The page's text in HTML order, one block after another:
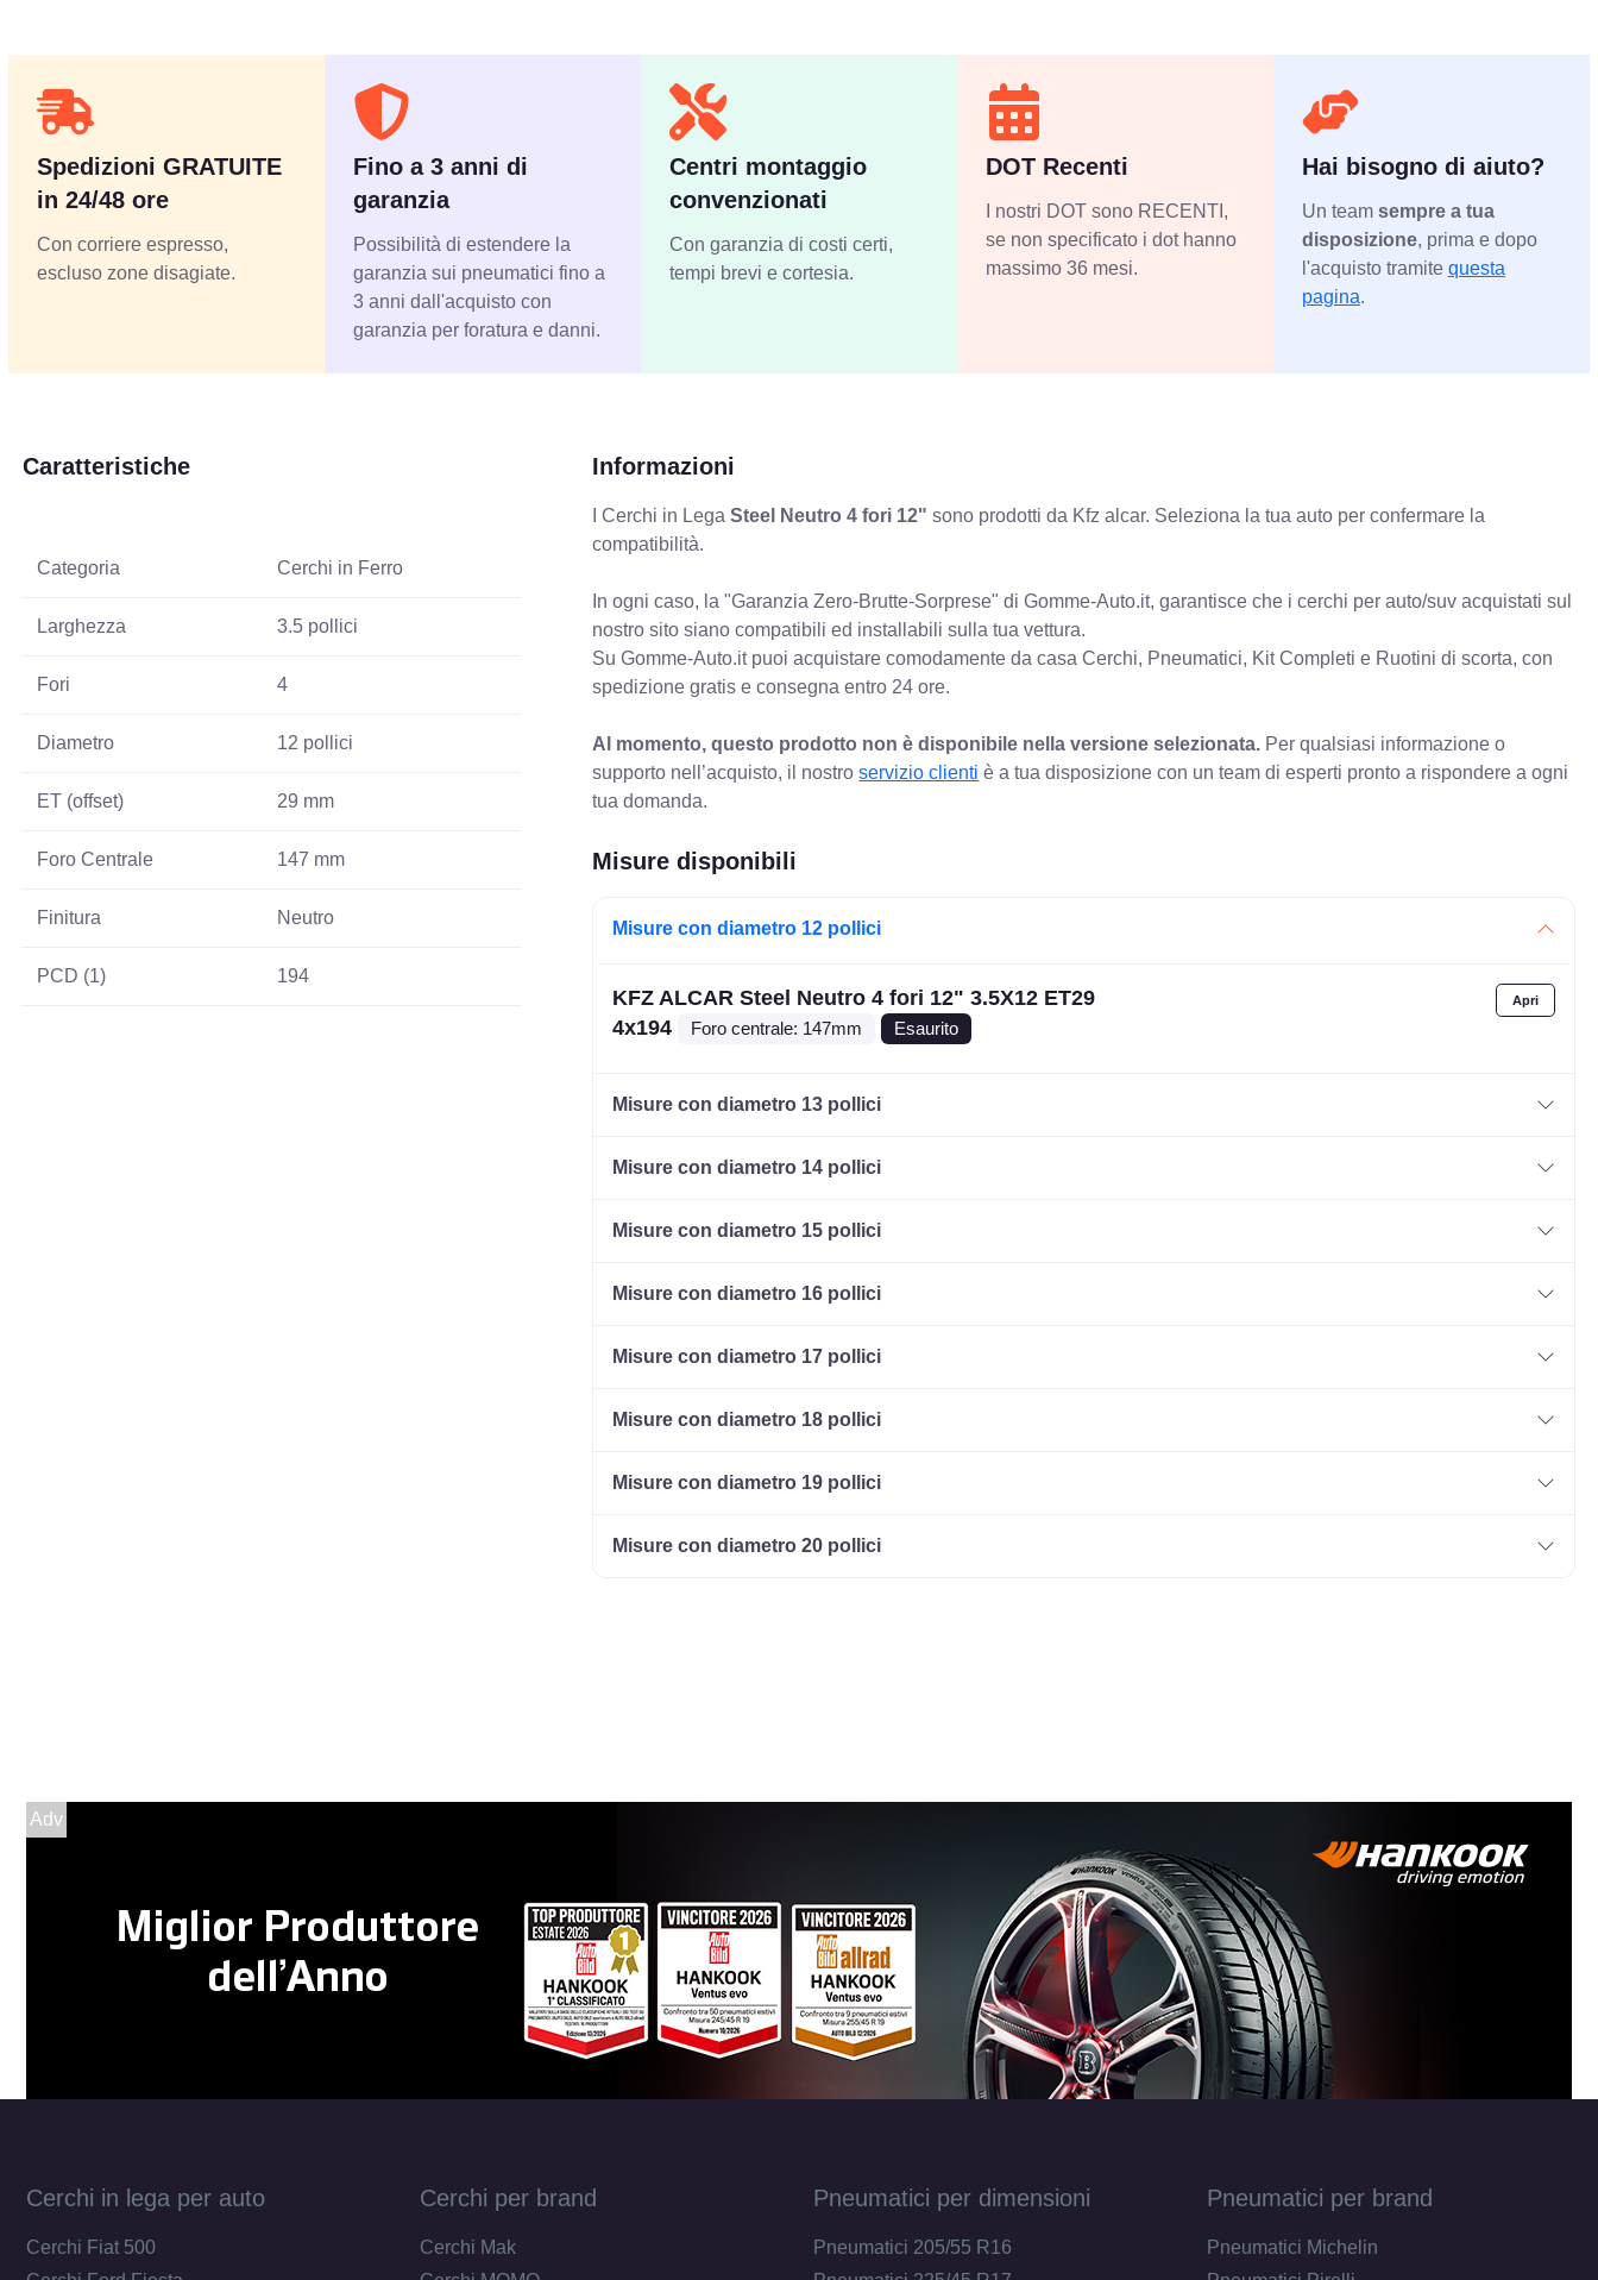
Spedizioni GRATUITE
in 24/48 ore
Con corriere espresso,
escluso zone disagiate.
Fino a 3 anni di
garanzia
Possibilità di estendere la
garanzia sui pneumatici fino a
3 anni dall'acquisto con
garanzia per foratura e danni.
Centri montaggio
convenzionati
Con garanzia di costi certi,
tempi brevi e cortesia.
DOT Recenti
I nostri DOT sono RECENTI,
se non specificato i dot hanno
massimo 36 mesi.
Hai bisogno di aiuto?
Un team sempre a tua
disposizione, prima e dopo
l'acquisto tramite questa
pagina.
Caratteristiche
Categoria Cerchi in Ferro
Larghezza 3.5 pollici
Fori 4
Diametro 12 pollici
ET (offset) 29 mm
Foro Centrale 147 mm
Finitura Neutro
PCD (1) 194
Informazioni
I Cerchi in LegaSteel Neutro 4 fori 12" sono prodotti da Kfz alcar. Seleziona la tua auto per confermare la
compatibilità.
In ogni caso, la "Garanzia Zero-Brutte-Sorprese" di Gomme-Auto.it, garantisce che i cerchi per auto/suv acquistati sul
nostro sito siano compatibili ed installabili sulla tua vettura.
Su Gomme-Auto.it puoi acquistare comodamente da casa Cerchi, Pneumatici, Kit Completi e Ruotini di scorta, con
spedizione gratis e consegna entro 24 ore.
Al momento, questo prodotto non è disponibile nella versione selezionata. Per qualsiasi informazione o
supporto nell’acquisto, il nostroservizio clienti è a tua disposizione con un team di esperti pronto a rispondere a ogni
tua domanda.
Misure disponibili
Misure con diametro 12 pollici
KFZ ALCAR Steel Neutro 4 fori 12" 3.5X12 ET29
4x194
Foro centrale: 147mm Esaurito
Misure con diametro 13 pollici
Misure con diametro 14 pollici
Misure con diametro 15 pollici
Misure con diametro 16 pollici
Misure con diametro 17 pollici
Misure con diametro 18 pollici
Misure con diametro 19 pollici
Misure con diametro 20 pollici
Adv
Cerchi in lega per auto
Cerchi Fiat 500
Cerchi per brand
Cerchi Mak
Pneumatici per dimensioni
Pneumatici 205/55 R16
Pneumatici per brand
Pneumatici Michelin